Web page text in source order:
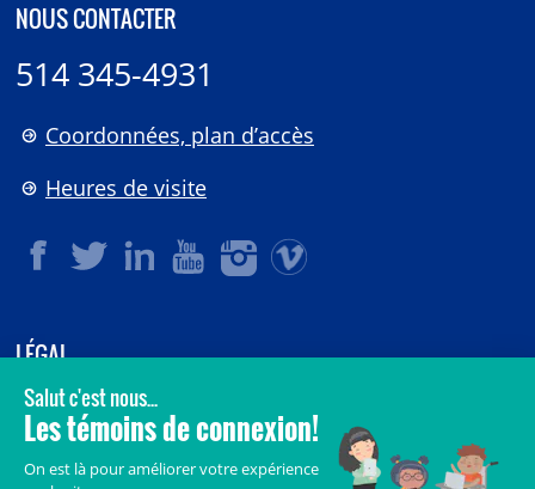
NOUS CONTACTER
514 345-4931
Coordonnées, plan d’accès
Heures de visite
LÉGAL
© 2006-2026CHU Sainte-Justine.
Tous droits réservés.
Crédits